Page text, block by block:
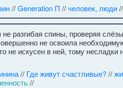
//Generation П //человек, люди
разгибая спины, проверяя
не освоила
не искусен в ней, тому
// Где живут счастливые?//
//